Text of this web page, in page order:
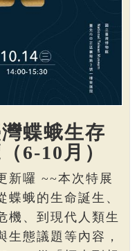
蝶蛾生存
6-10月）
新囉 ~~本次特展
蝶蛾的生命誕生、
機、到現代人類生
生態議題等內容，